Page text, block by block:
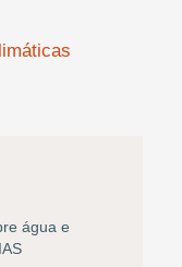
água e